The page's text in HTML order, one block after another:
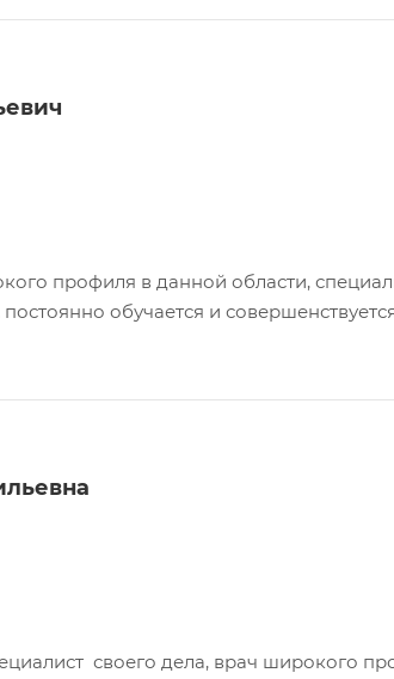
профиля в данной области,
обучается и
своего дела, врач широкого